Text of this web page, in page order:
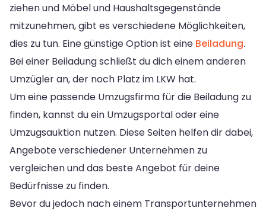
ziehen und Möbel und Haushaltsgegenstände
mitzunehmen, gibt es verschiedene Möglichkeiten,
dies zu tun. Eine günstige Option ist eine Beiladung.
Bei einer Beiladung schließt du dich einem anderen
Umzügler an, der noch Platz im LKW hat.
Um eine passende Umzugsfirma für die Beiladung zu
finden, kannst du ein Umzugsportal oder eine
Umzugsauktion nutzen. Diese Seiten helfen dir dabei,
Angebote verschiedener Unternehmen zu
vergleichen und das beste Angebot für deine
Bedürfnisse zu finden.
Bevor du jedoch nach einem Transportunternehmen